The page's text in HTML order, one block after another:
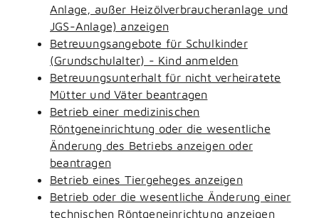
Anlage, außer Heizölverbraucheranlage und
JGS-Anlage) anzeigen
Betreuungsangebote für Schulkinder
(Grundschulalter) - Kind anmelden
Betreuungsunterhalt für nicht verheiratete
Mütter und Väter beantragen
Betrieb einer medizinischen
Röntgeneinrichtung oder die wesentliche
Änderung des Betriebs anzeigen oder
beantragen
Betrieb eines Tiergeheges anzeigen
Betrieb oder die wesentliche Änderung einer
technischen Röntgeneinrichtung anzeigen